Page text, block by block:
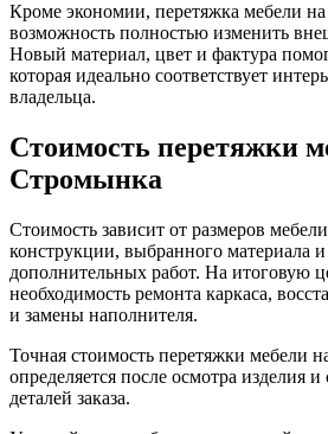
Кроме экономии, перетяжка мебели
возможность полностью изменить
Новый материал, цвет и фактура
которая идеально соответствует
владельца.
Стоимость перетяжки
Стромынка
Стоимость зависит от размеров
конструкции, выбранного материала
дополнительных работ. На итоговую
необходимость ремонта каркаса,
и замены наполнителя.
Точная стоимость перетяжки мебели
определяется после осмотра изделия и
деталей заказа.